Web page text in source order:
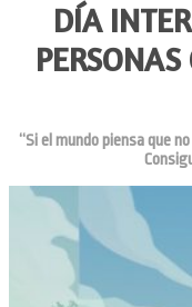
DÍA
“Si el mundo piensa que